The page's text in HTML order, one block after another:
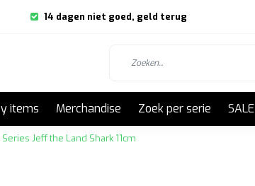
14 dagen niet goed, geld terug
items Merchandise Zoek per serie SALE
Jeff the Land Shark 11cm